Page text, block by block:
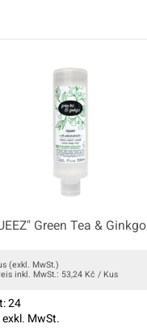
Green Tea & Ginkgo
(exkl. MwSt.)
inkl. MwSt.: 53,24 Kč / Kus
24
exkl. MwSt.